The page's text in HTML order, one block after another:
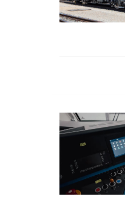
WEBSHOP
REGISZTRÁCIÓ